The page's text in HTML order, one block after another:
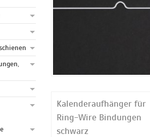
Kalenderaufhänger für
Ring-Wire Bindungen
schwarz